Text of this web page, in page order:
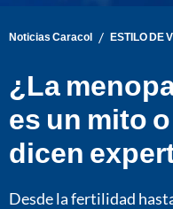
Noticias Caracol / ESTILO DE
¿La
es un mito
dicen
Desde la fertilidad